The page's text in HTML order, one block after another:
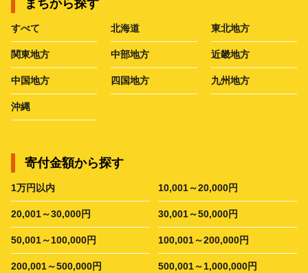
まちから探す
すべて 北海道 東北地方
関東地方 中部地方 近畿地方
中国地方 四国地方 九州地方
沖縄
寄付金額から探す
1万円以内 10,001～20,000円
20,001～30,000円 30,001～50,000円
50,001～100,000円 100,001～200,000円
200,001～500,000円 500,001～1,000,000円